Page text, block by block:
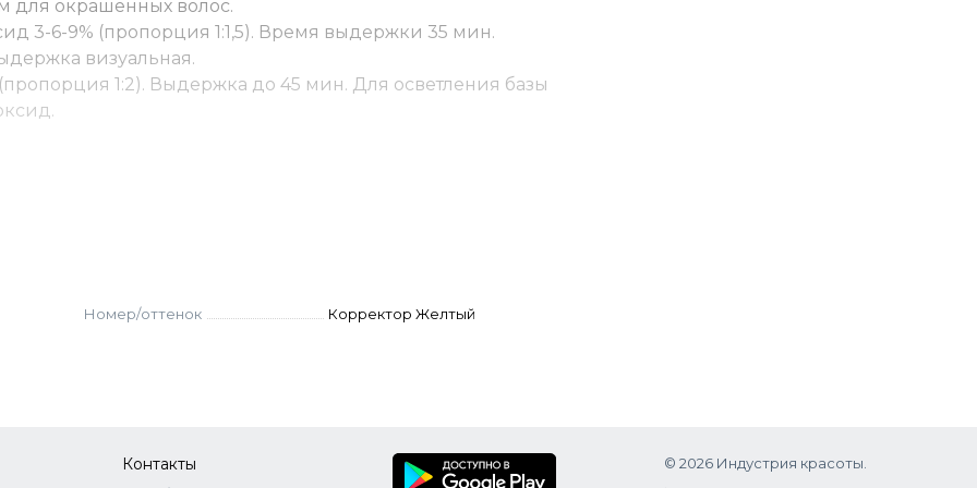
для окрашенных волос.
3-6-9% (пропорция 1:1,5). Время выдержки 35 мин.
визуальная.
(пропорция 1:2). Выдержка до 45 мин. Для осветления базы
для волос уровня 11 — 1-2% от основного красителя.
Номер/оттенок Корректор Желтый
Контакты
© 2026 Индустрия красоты.